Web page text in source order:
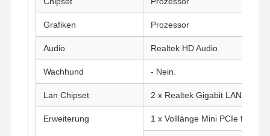
Grafiken Prozessor
Audio Realtek HD Audio
Wachhund - Nein.
Lan Chipset 2 x Realtek Gigabit LAN
Erweiterung 1 x Volllänge Mini PCIe für SSD